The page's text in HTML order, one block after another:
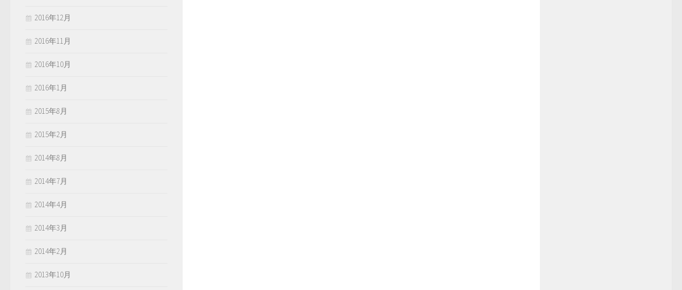
2016年12月
2016年11月
2016年10月
2016年1月
2015年8月
2015年2月
2014年8月
2014年7月
2014年4月
2014年3月
2014年2月
2013年10月